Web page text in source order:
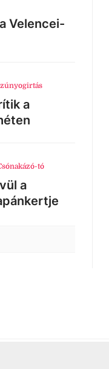
Velencei-
a
tó
a